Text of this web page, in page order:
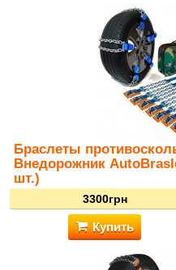
Браслеты
Внедорожник
шт.)